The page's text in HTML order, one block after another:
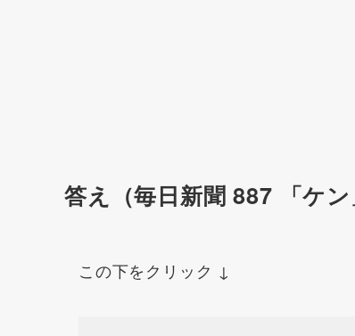
答え（毎日新聞 887 「ケ
この下をクリック ↓